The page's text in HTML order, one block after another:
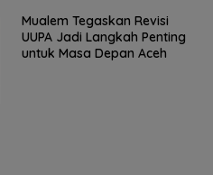
Mualem Tegaskan Revisi
UUPA Jadi Langkah Penting
untuk Masa Depan Aceh